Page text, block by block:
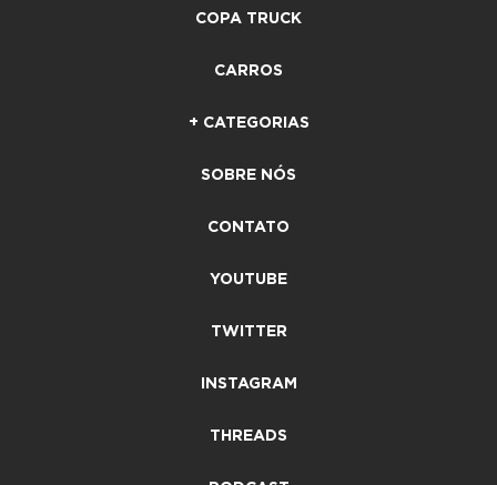
COPA TRUCK
CARROS
+ CATEGORIAS
SOBRE NÓS
CONTATO
YOUTUBE
TWITTER
INSTAGRAM
THREADS